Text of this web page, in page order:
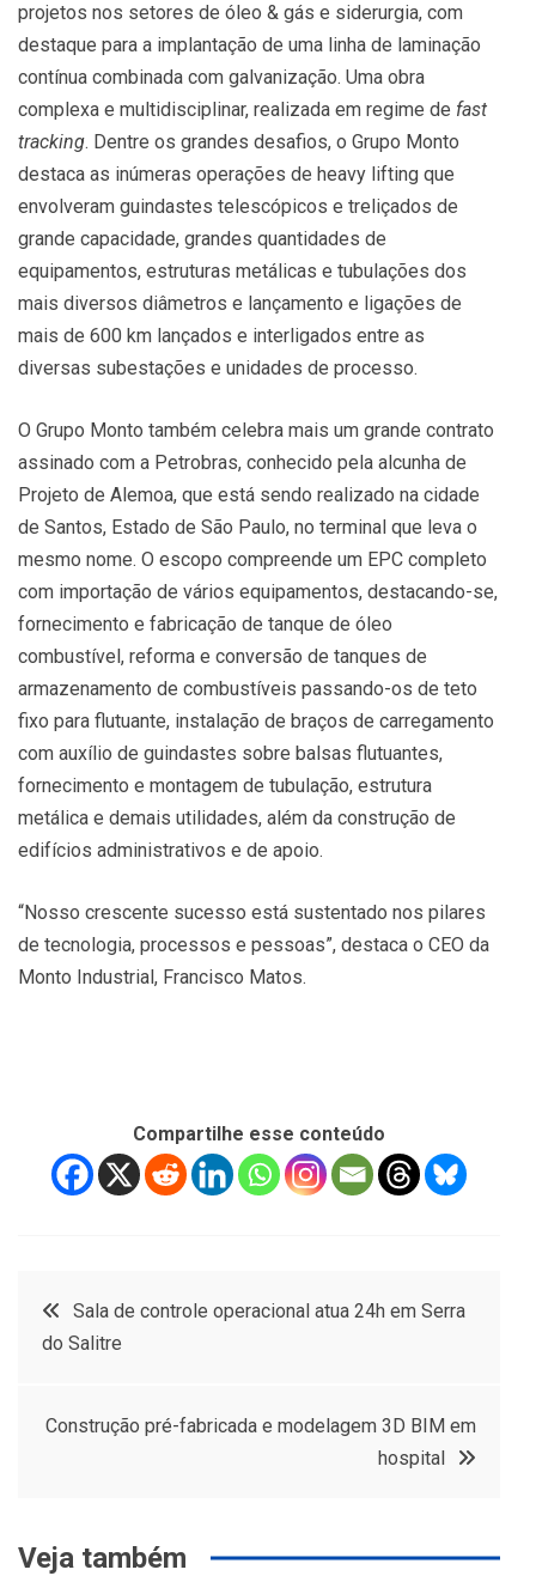
projetos nos setores de óleo & gás e siderurgia, com
destaque para a implantação de uma linha de laminação
contínua combinada com galvanização. Uma obra
complexa e multidisciplinar, realizada em regime de fast
tracking. Dentre os grandes desafios, o Grupo Monto
destaca as inúmeras operações de heavy lifting que
envolveram guindastes telescópicos e treliçados de
grande capacidade, grandes quantidades de
equipamentos, estruturas metálicas e tubulações dos
mais diversos diâmetros e lançamento e ligações de
mais de 600 km lançados e interligados entre as
diversas subestações e unidades de processo.
O Grupo Monto também celebra mais um grande contrato
assinado com a Petrobras, conhecido pela alcunha de
Projeto de Alemoa, que está sendo realizado na cidade
de Santos, Estado de São Paulo, no terminal que leva o
mesmo nome. O escopo compreende um EPC completo
com importação de vários equipamentos, destacando-se,
fornecimento e fabricação de tanque de óleo
combustível, reforma e conversão de tanques de
armazenamento de combustíveis passando-os de teto
fixo para flutuante, instalação de braços de carregamento
com auxílio de guindastes sobre balsas flutuantes,
fornecimento e montagem de tubulação, estrutura
metálica e demais utilidades, além da construção de
edifícios administrativos e de apoio.
“Nosso crescente sucesso está sustentado nos pilares
de tecnologia, processos e pessoas”, destaca o CEO da
Monto Industrial, Francisco Matos.
Compartilhe esse conteúdo
Navegação
Post
Sala de controle operacional atua 24h em Serra
do Salitre
Construção pré-fabricada e modelagem 3D BIM em
hospital
Veja também